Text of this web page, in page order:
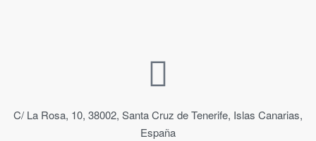
C/ La Rosa, 10, 38002, Santa Cruz de Tenerife, Islas Canarias,
España